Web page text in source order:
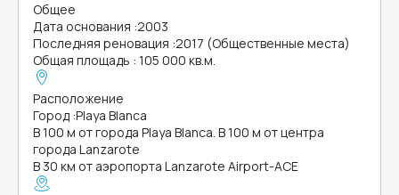
Общее
Дата основания :2003
Последняя реновация :2017 (Общественные места)
Общая площадь : 105 000 кв.м.
Расположение
Город :Playa Blanca
В 100 м от города Playa Blanca. В 100 м от центра
города Lanzarote
В 30 км от аэропорта Lanzarote Airport-ACE